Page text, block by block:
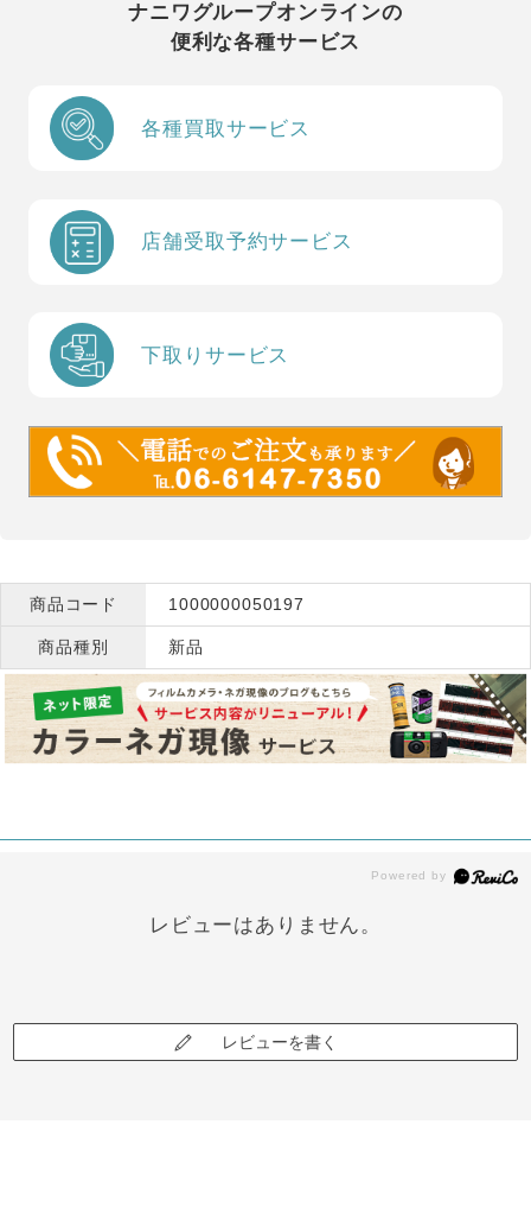
ナニワグループオンラインの
便利な各種サービス
各種買取サービス
店舗受取予約サービス
下取りサービス
商品コード 1000000050197
商品種別 新品
レビューはありません。
レビューを書く